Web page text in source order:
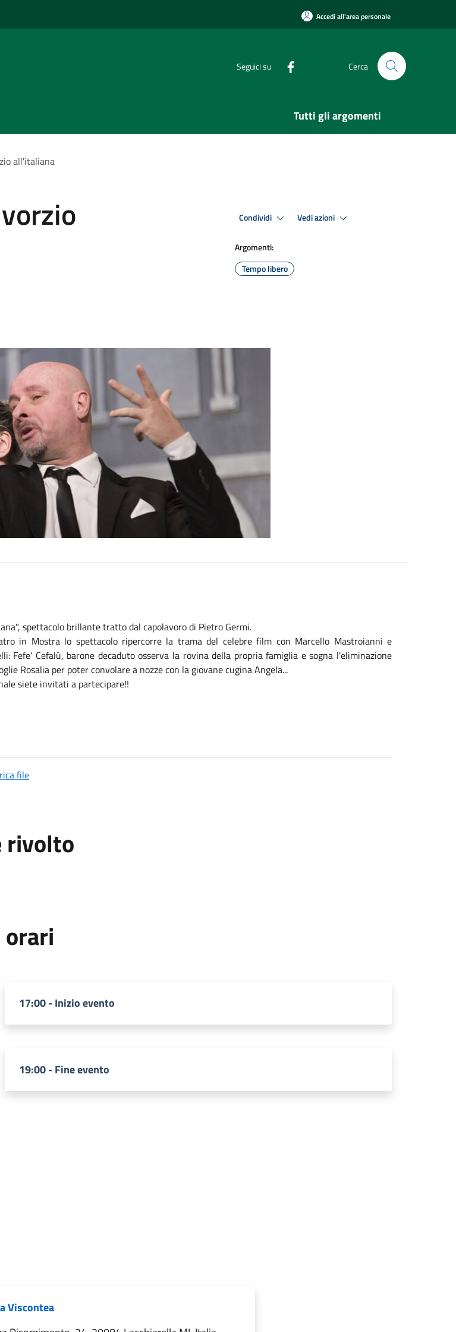
Accedi all'area personale
Seguici su Cerca
Tutti gli argomenti
all'italiana
Condividi Vedi azioni
Argomenti:
Tempo libero
spettacolo brillante tratto dal capolavoro di Pietro Germi.
in Mostra lo spettacolo ripercorre la trama del celebre film con Marcello Mastroianni e
Fefe' Cefalù, barone decaduto osserva la rovina della propria famiglia e sogna l'eliminazione
Rosalia per poter convolare a nozze con la giovane cugina Angela...
siete invitati a partecipare!!
file
rivolto
orari
17:00 - Inizio evento
19:00 - Fine evento
Viscontea